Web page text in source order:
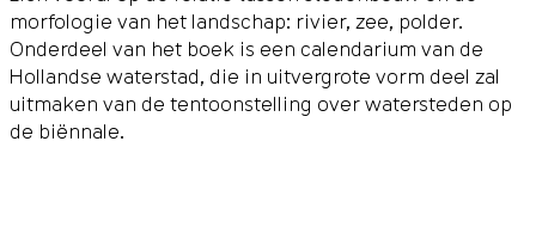
morfologie van het landschap: rivier, zee, polder.
Onderdeel van het boek is een calendarium van de
Hollandse waterstad, die in uitvergrote vorm deel zal
uitmaken van de tentoonstelling over watersteden op
de biënnale.